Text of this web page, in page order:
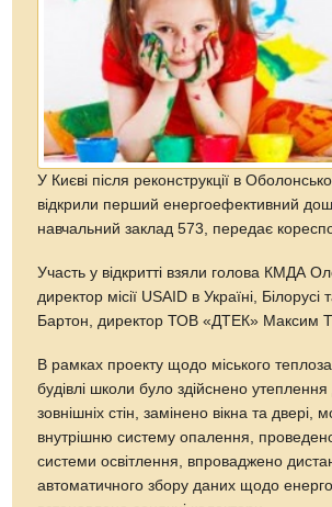
У Києві після реконструкції в
відкрили перший енергоефективний
навчальний заклад 573, передає
Участь у відкритті взяли голова КМДА
директор місії USAID в Україні,
Бартон, директор ТОВ «ДТЕК» Максим
В рамках проекту щодо міського
будівлі школи було здійснено утеплення
зовнішніх стін, замінено вікна та двері,
внутрішню систему опалення,
системи освітлення, впроваджено
автоматичного збору даних щодо